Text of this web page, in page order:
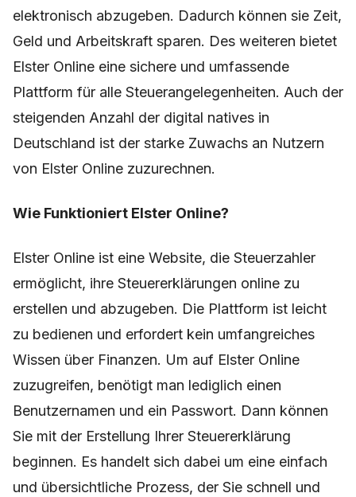
elektronisch abzugeben. Dadurch können sie Zeit,
Geld und Arbeitskraft sparen. Des weiteren bietet
Elster Online eine sichere und umfassende
Plattform für alle Steuerangelegenheiten. Auch der
steigenden Anzahl der digital natives in
Deutschland ist der starke Zuwachs an Nutzern
von Elster Online zuzurechnen.
Wie Funktioniert Elster Online?
Elster Online ist eine Website, die Steuerzahler
ermöglicht, ihre Steuererklärungen online zu
erstellen und abzugeben. Die Plattform ist leicht
zu bedienen und erfordert kein umfangreiches
Wissen über Finanzen. Um auf Elster Online
zuzugreifen, benötigt man lediglich einen
Benutzernamen und ein Passwort. Dann können
Sie mit der Erstellung Ihrer Steuererklärung
beginnen. Es handelt sich dabei um eine einfach
und übersichtliche Prozess, der Sie schnell und